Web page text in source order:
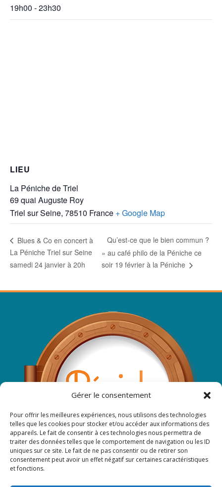
Gérer le consentement
Pour offrir les meilleures expériences, nous utilisons des technologies
telles que les cookies pour stocker et/ou accéder aux informations des
appareils. Le fait de consentir à ces technologies nous permettra de
traiter des données telles que le comportement de navigation ou les ID
uniques sur ce site. Le fait de ne pas consentir ou de retirer son
consentement peut avoir un effet négatif sur certaines caractéristiques
et fonctions.
19h00 - 23h30
LIEU
La Péniche de Triel
69 quai Auguste Roy
Triel sur Seine, 78510 France + Google Map
Blues & Co en concert à
La Péniche Triel sur Seine
samedi 24 janvier à 20h
Qu’est-ce que le bien commun ?
» au café philo de la Péniche ce
soir 19 février à la Péniche